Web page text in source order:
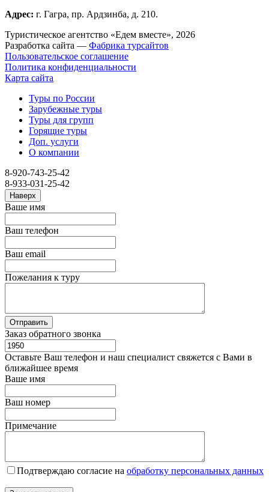
Адрес: г. Гагра, пр. Ардзинба, д. 210.
Туристическое агентство «Едем вместе», 2026
Разработка сайта — Фабрика турсайтов
Пользовательское соглашение
Политика конфиденциальности
Карта сайта
Туры по России
Зарубежные туры
Туры для групп
Горящие туры
Доп. услуги
О компании
8-920-743-25-42
8-933-031-25-42
Наверх
Ваше имя
Ваш телефон
Ваш email
Пожелания к туру
Заказ обратного звонка
Оставьте Ваш телефон и наш специалист свяжется с Вами в
ближайшее время
Ваше имя
Ваш номер
Примечание
Подтверждаю согласие на обработку персональных данных